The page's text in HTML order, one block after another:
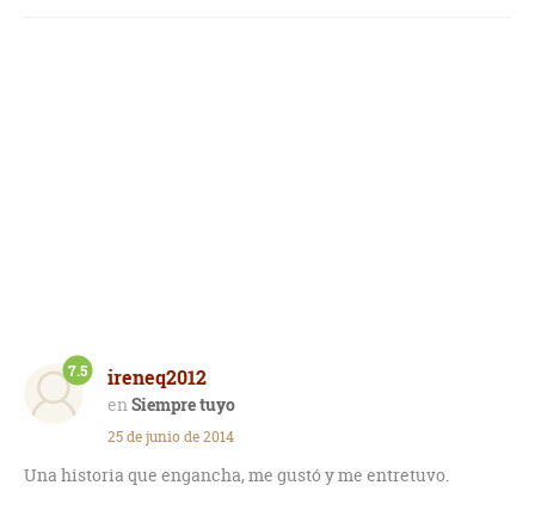
ireneq2012
Siempre tuyo
7.5
25 de junio de 2014
Una historia que engancha, me gustó y me entretuvo.